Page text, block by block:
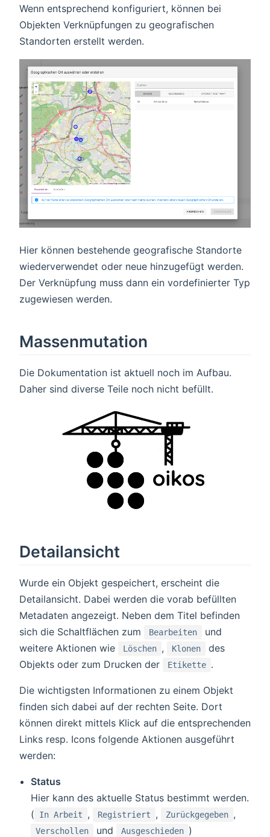
Wenn entsprechend konfiguriert, können bei
Objekten Verknüpfungen zu geografischen
Standorten erstellt werden.
Hier können bestehende geografische Standorte
wiederverwendet oder neue hinzugefügt werden.
Der Verknüpfung muss dann ein vordefinierter Typ
zugewiesen werden.
Massenmutation
Die Dokumentation ist aktuell noch im Aufbau.
Daher sind diverse Teile noch nicht befüllt.
Detailansicht
Wurde ein Objekt gespeichert, erscheint die
Detailansicht. Dabei werden die vorab befüllten
Metadaten angezeigt. Neben dem Titel befinden
sich die Schaltflächen zum
Bearbeiten
und
weitere Aktionen wie
Löschen , Klonen
des
Objekts oder zum Drucken der
Etikette .
Die wichtigsten Informationen zu einem Objekt
finden sich dabei auf der rechten Seite. Dort
können direkt mittels Klick auf die entsprechenden
Links resp. Icons folgende Aktionen ausgeführt
werden:
Status
Hier kann des aktuelle Status bestimmt werden.
(
In Arbeit , Registriert , Zurückgegeben ,
Verschollen und Ausgeschieden )